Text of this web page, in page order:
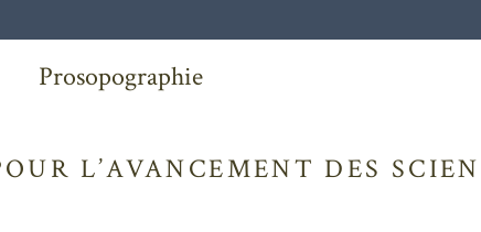
Prosopographie
L’AVANCEMENT DES